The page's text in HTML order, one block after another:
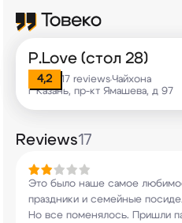
P.Love (стол 28)
4,2 17 reviews•Чайхона
г Казань, пр-кт Ямашева, д 97
Reviews17
Это было наше самое
праздники и семейные
Но все поменялось. Пришли